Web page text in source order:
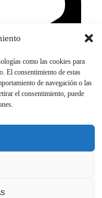
como las cookies para
El consentimiento de estas
de navegación o las
el consentimiento, puede